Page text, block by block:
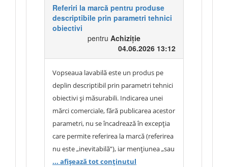
necesitatea identificării exacte a
elementelor care alcătuiesc setul.
Autoritatea contractantă solicită livrarea
unui sistem complet și compatibil,
concepute pentru utilizare împreună și
nu garantează compatibilitatea tehnică
și funcțională atunci când provin de la
producători diferiți. Din considerente de
montaj, îmbinare, funcționalitate și
durabilitate, toate componentele setului
trebuie să facă parte din același sistem
constructiv și să fie fabricate de același
Referiri la marcă pentru produse
descriptibile prin parametri tehnici
obiectivi
pentru Achiziție
04.06.2026 13:12
Vopseaua lavabilă este un produs pe
deplin descriptibil prin parametri tehnici
obiectivi și măsurabili. Indicarea unei
mărci comerciale, fără publicarea acestor
parametri, nu se încadrează în excepția
care permite referirea la marcă (referirea
nu este „inevitabilă”), iar mențiunea „sau
analogic” devine inaplicabilă în practică:
... afișează tot conținutul